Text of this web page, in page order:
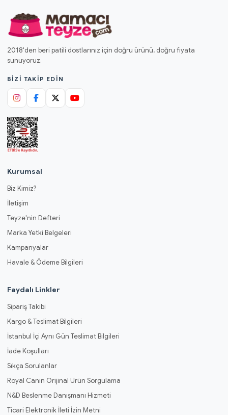
2018'den beri patili dostlarınız için doğru ürünü, doğru fiyata
sunuyoruz.
BIZI TAKIP EDIN
Kurumsal
Biz Kimiz?
İletişim
Teyze'nin Defteri
Marka Yetki Belgeleri
Kampanyalar
Havale & Ödeme Bilgileri
Faydalı Linkler
Sipariş Takibi
Kargo & Teslimat Bilgileri
İstanbul İçi Aynı Gün Teslimat Bilgileri
İade Koşulları
Sıkça Sorulanlar
Royal Canin Orijinal Ürün Sorgulama
N&D Beslenme Danışmanı Hizmeti
Ticari Elektronik İleti İzin Metni